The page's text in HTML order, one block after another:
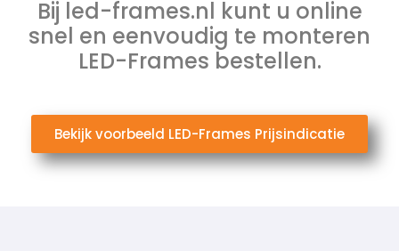
Bij led-frames.nl kunt u online
snel en eenvoudig te monteren
LED-Frames bestellen.
Bekijk voorbeeld LED-Frames Prijsindicatie